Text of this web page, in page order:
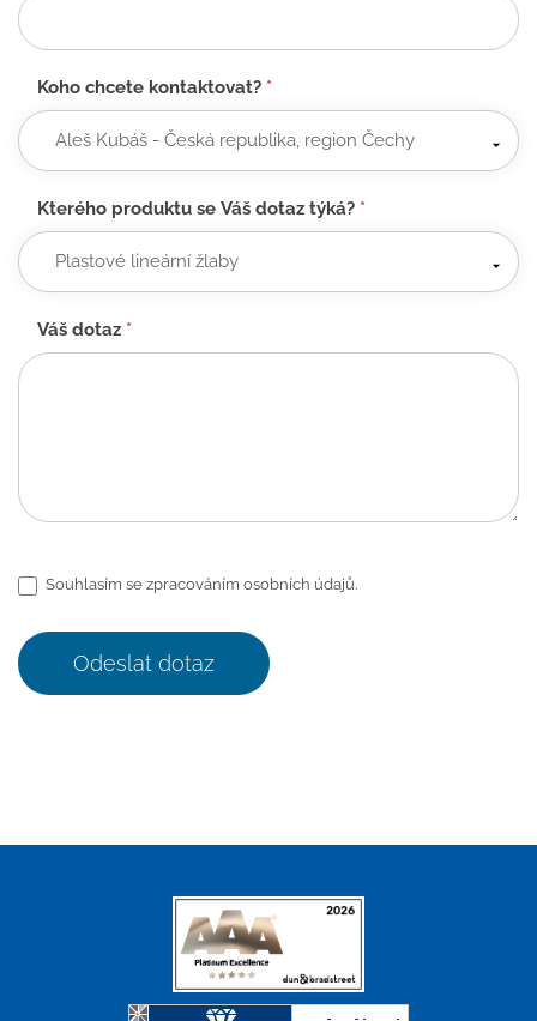
Koho chcete kontaktovat? *
Kterého produktu se Váš dotaz týká? *
Váš dotaz *
Souhlasím se zpracováním osobních údajů.
Odeslat dotaz